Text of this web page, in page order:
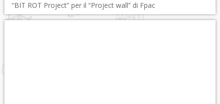
“BIT ROT Project” per il “Project wall” di Fpac